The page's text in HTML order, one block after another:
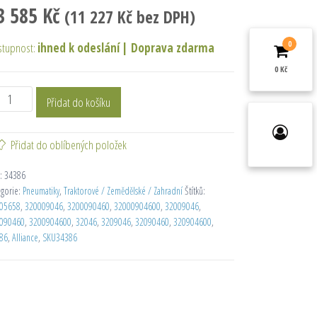
585 Kč (11 227 Kčbez DPH)
ihned k odeslání | Doprava zdarma
Přidat do košíku
Přidat do oblíbených položek
34386
Pneumatiky, Traktorové / Zemědělské / ZahradníŠtítků:
, 320009046, 3200090460, 32000904600, 32009046,
, 3200904600, 32046, 3209046, 32090460, 320904600,
, Alliance, SKU34386
0
0 Kč